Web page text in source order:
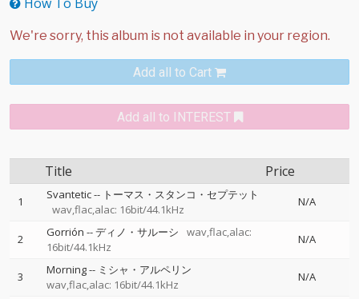
Add all to Cart
Add all to INTEREST
Title Price
1 Svantetic-- トーマス・スタンコ・セプテット
wav,flac,alac: 16bit/44.1kHz
N/A
2 Gorrión --ディノ・サルーシ
wav,flac,alac:
16bit/44.1kHz
N/A
3 Morning-- ミシャ・アルペリン
wav,flac,alac: 16bit/44.1kHz
N/A